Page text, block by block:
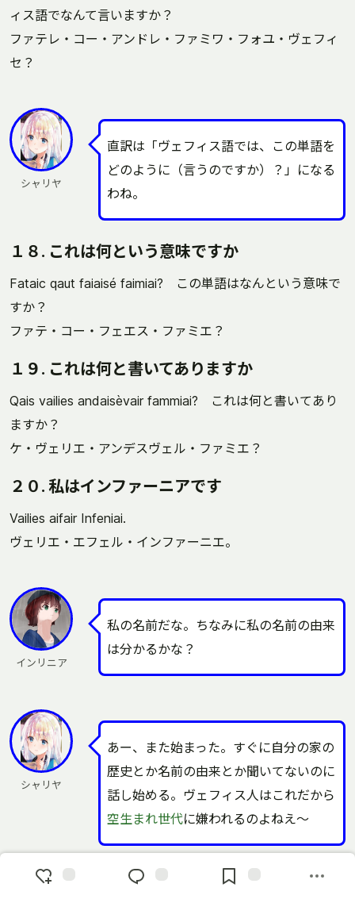
ィス語でなんて言いますか？
ファテレ・コー・アンドレ・ファミワ・フォユ・ヴェフィ
セ？
シャリヤ
直訳は「ヴェフィス語では、この単語を
どのように（言うのですか）？」になる
わね。
１８. これは何という意味ですか
Fataic qaut faiaisé faimiai? この単語はなんという意味で
すか？
ファテ・コー・フェエス・ファミエ？
１９. これは何と書いてありますか
Qais vailies andaisèvair fammiai? これは何と書いてあり
ますか？
ケ・ヴェリエ・アンデスヴェル・ファミエ？
２０. 私はインファーニアです
Vailies aifair Infeniai.
ヴェリエ・エフェル・インファーニエ。
インリニア
私の名前だな。ちなみに私の名前の由来
は分かるかな？
シャリヤ
あー、また始まった。すぐに自分の家の
歴史とか名前の由来とか聞いてないのに
話し始める。ヴェフィス人はこれだから
空生まれ世代に嫌われるのよねえ～